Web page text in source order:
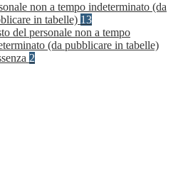
non a tempo indeterminato (da
in tabelle) 13
del personale non a tempo
(da pubblicare in tabelle)
2